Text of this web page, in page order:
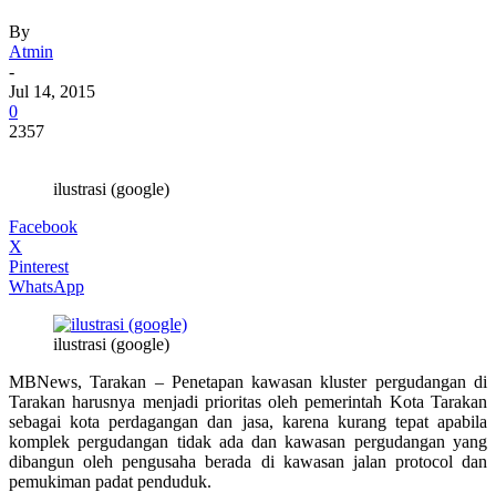
By
Atmin
-
Jul 14, 2015
0
2357
ilustrasi (google)
Facebook
X
Pinterest
WhatsApp
ilustrasi (google)
MBNews, Tarakan – Penetapan kawasan kluster pergudangan di
Tarakan harusnya menjadi prioritas oleh pemerintah Kota Tarakan
sebagai kota perdagangan dan jasa, karena kurang tepat apabila
komplek pergudangan tidak ada dan kawasan pergudangan yang
dibangun oleh pengusaha berada di kawasan jalan protocol dan
pemukiman padat penduduk.